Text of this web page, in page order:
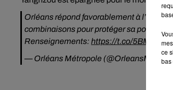
Orléans répond favorablement à l’appel
combinaisons pour protéger sa
Renseignements: https://t.co/
— Orléans Métropole
ce
bas